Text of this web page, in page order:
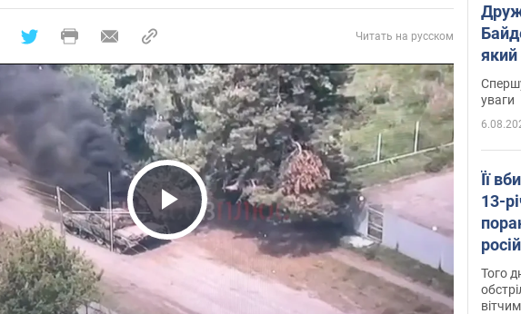
Читать на русском
Play Video
який
уваги
Її
13-
Того